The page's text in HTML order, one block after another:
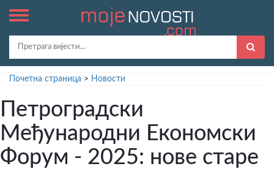
Почетна страница > Новости
Петроградски
Међународни Економски
Форум - 2025: нове старе